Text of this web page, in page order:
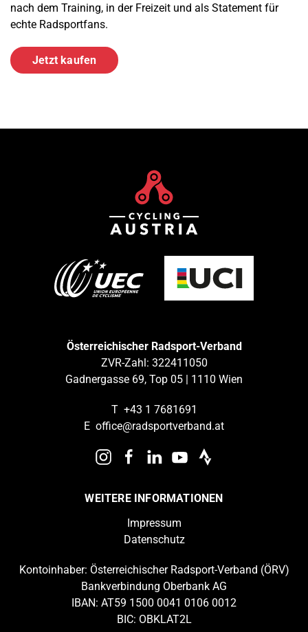
nach dem Training, in der Freizeit und als Statement für
echte Radsportfans.
Jetzt kaufen
Österreichischer Radsport-Verband
ZVR-Zahl: 322411050
Gadnergasse 69, Top 05 | 1110 Wien
T +43 1 7681691
E office@radsportverband.at
WEITERE INFORMATIONEN
Impressum
Datenschutz
Kontoinhaber: Österreichischer Radsport-Verband (ÖRV)
Bankverbindung Oberbank AG
IBAN: AT59 1500 0041 0106 0012
BIC: OBKLAT2L